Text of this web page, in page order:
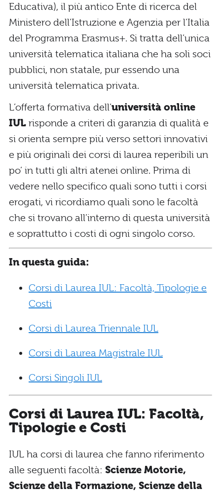
Educativa), il più antico Ente di ricerca del
Ministero dell’Istruzione e Agenzia per l’Italia
del Programma Erasmus+. Si tratta dell’unica
università telematica italiana che ha soli soci
pubblici, non statale, pur essendo una
università telematica privata.
L’offerta formativa dell’università online
IUL risponde a criteri di garanzia di qualità e
si orienta sempre più verso settori innovativi
e più originali dei corsi di laurea reperibili un
po’ in tutti gli altri atenei online. Prima di
vedere nello specifico quali sono tutti i corsi
erogati, vi ricordiamo quali sono le facoltà
che si trovano all’interno di questa università
e soprattutto i costi di ogni singolo corso.
In questa guida:
Corsi di Laurea IUL: Facoltà, Tipologie e
Costi
Corsi di Laurea Triennale IUL
Corsi di Laurea Magistrale IUL
Corsi Singoli IUL
Corsi di Laurea IUL: Facoltà,
Tipologie e Costi
IUL ha corsi di laurea che fanno riferimento
alle seguenti facoltà: Scienze Motorie,
Scienze della Formazione, Scienze della